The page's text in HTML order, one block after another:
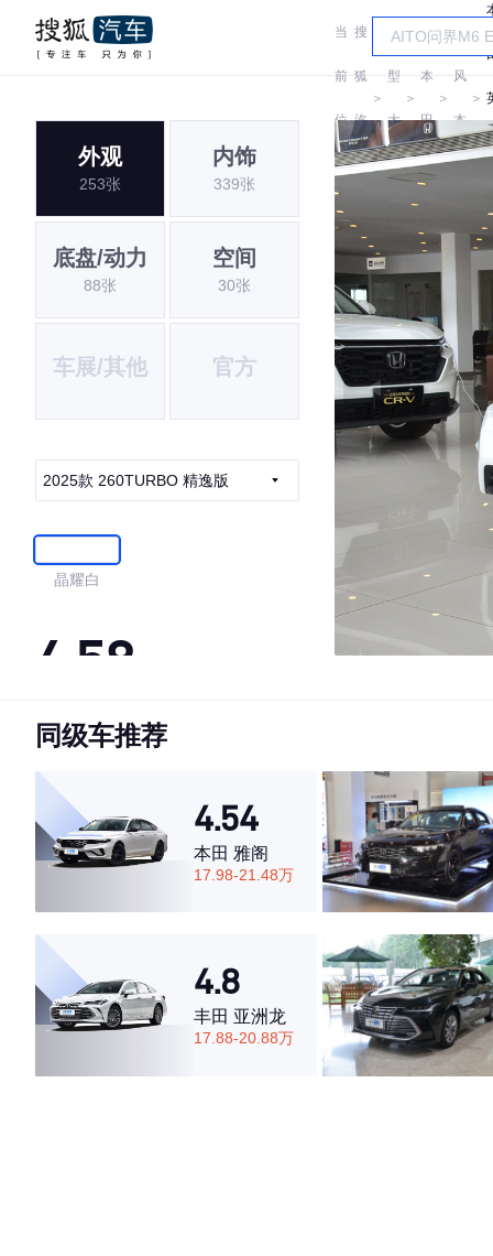
当
前
位
置:
搜
狐
汽
车
＞
车
型
大
全
＞
本
田
＞
东
风
本
田
＞
外观
253张
内饰
339张
底盘/动力
88张
空间
30张
车展/其他 官方
2025款 260TURBO 精逸版
晶耀白
4.58
·外观表现一般，低于51%同级车
·空间表现较为优秀，优于69%同级车
同级车推荐
4.54
本田 雅阁
17.98-21.48万
4.8
丰田 亚洲龙
17.88-20.88万